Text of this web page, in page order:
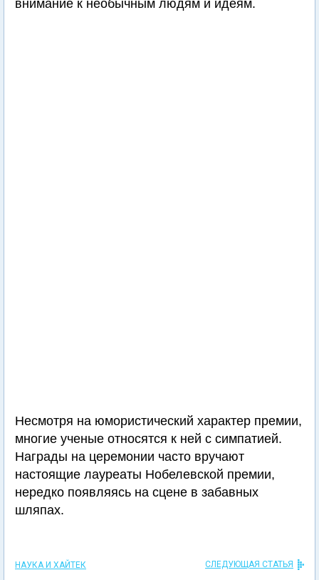
внимание к необычным людям и идеям.
Несмотря на юмористический характер премии,
многие ученые относятся к ней с симпатией.
Награды на церемонии часто вручают
настоящие лауреаты Нобелевской премии,
нередко появляясь на сцене в забавных
шляпах.
НАУКА И ХАЙТЕК СЛЕДУЮЩАЯ СТАТЬЯ